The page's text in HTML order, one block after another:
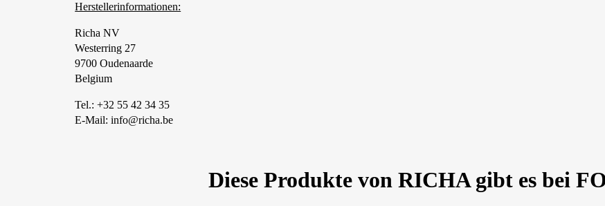
Herstellerinformationen:
Richa NV
Westerring 27
9700 Oudenaarde
Belgium
Tel.: +32 55 42 34 35
E-Mail: info@richa.be
Diese Produkte von RICHA gibt es bei